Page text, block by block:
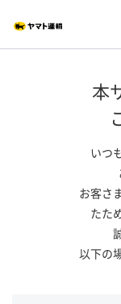
本
いつ
お客さ
たた
以下の